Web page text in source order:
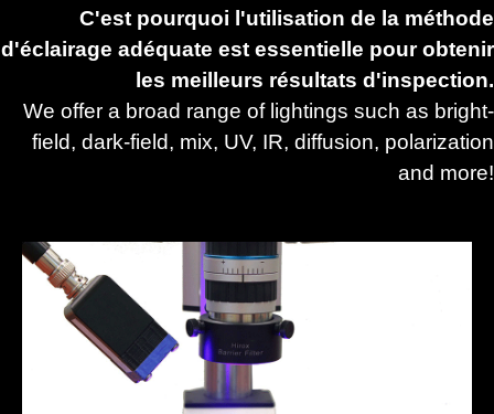
C'est pourquoi l'utilisation de la méthode
d'éclairage adéquate est essentielle pour obtenir
les meilleurs résultats d'inspection.
We offer a broad range of lightings such as bright-
field, dark-field, mix, UV, IR, diffusion, polarization
and more!